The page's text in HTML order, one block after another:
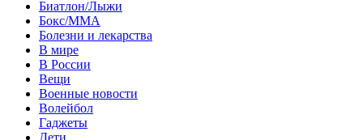
Биатлон/Лыжи
Бокс/MMA
Болезни и лекарства
В мире
В России
Вещи
Военные новости
Волейбол
Гаджеты
Дети